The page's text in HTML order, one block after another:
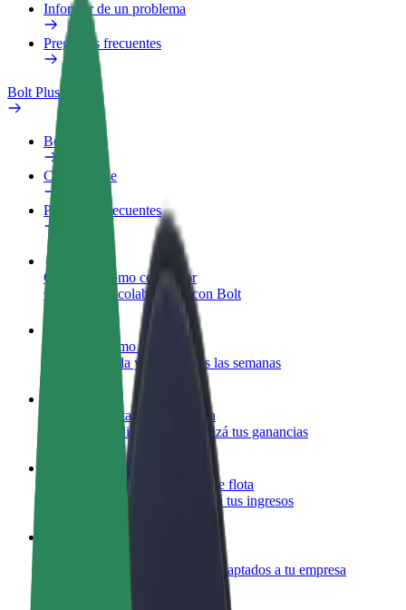
Informar de un problema
Preguntas frecuentes
Bolt Plus
Beneficios
Cómo unirse
Preguntas frecuentes
Colaborar como conductor
Gana dinero colaborando con Bolt
Colaborar como repartidor
Repartí comida y cobrá todas las semanas
Añadir un restaurante o tienda
Llegá a más clientes y maximizá tus ganancias
Registrarse como propietario de flota
Añadí tu flota a Bolt y potenciá tus ingresos
Productos y servicios de Bolt adaptados a tu empresa